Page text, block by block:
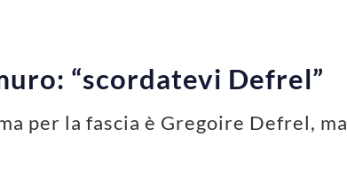
“scordatevi Defrel”
per la fascia è Gregoire Defrel, ma